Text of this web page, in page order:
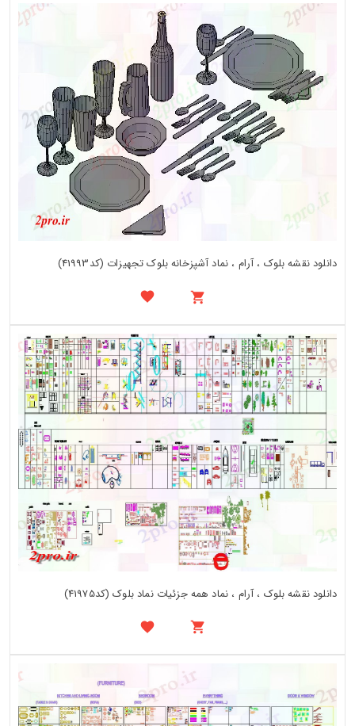
دانلود نقشه بلوک ، آرام ، نماد آشپزخانه بلوک تجهیزات (کد41993)
دانلود نقشه بلوک ، آرام ، نماد همه جزئیات نماد بلوک (کد41975)